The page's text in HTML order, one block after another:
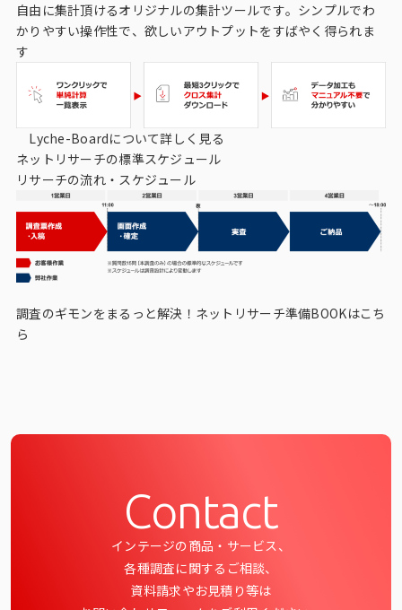
自由に集計頂けるオリジナルの集計ツールです。シンプルでわ
かりやすい操作性で、欲しいアウトプットをすばやく得られま
す
Lyche-Boardについて詳しく見る
ネットリサーチの標準スケジュール
リサーチの流れ・スケジュール
調査のギモンをまるっと解決！ネットリサーチ準備BOOKはこち
ら
Contact
インテージの商品・サービス、
各種調査に関するご相談、
資料請求やお見積り等は